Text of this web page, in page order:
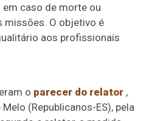
caso de morte ou
missões. O objetivo é
aos profissionais
o parecer do relator ,
(Republicanos-ES), pela